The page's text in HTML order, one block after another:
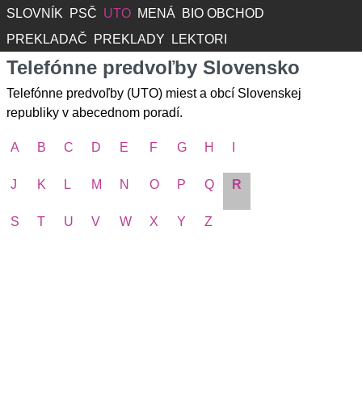
SLOVNÍK PSČ UTO MENÁ
BIO OBCHOD
PREKLADAČ
PREKLADY LEKTORI
Telefónne predvoľby Slovensko
Telefónne predvoľby (UTO) miest a obcí Slovenskej
republiky v abecednom poradí.
A B C D E F G H
J K L M N O P Q R
S T U V W X Y Z